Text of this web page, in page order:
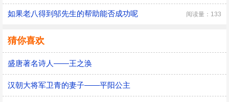
如果老八得到邬先生的帮助能否成功呢 阅读量：133
猜你喜欢
盛唐著名诗人——王之涣
汉朝大将军卫青的妻子——平阳公主